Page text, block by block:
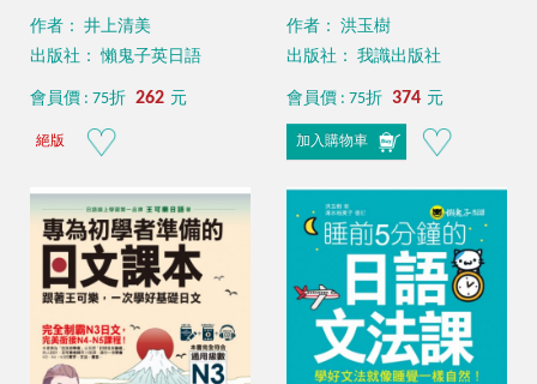
VRP虛擬點讀筆App）
作者： 井上清美
出版社： 懶鬼子英日語
會員價 : 75折 262 元
絕版
報酬，新日檢快速過關！
（附1CD＋VRP虛擬點讀筆
作者： 洪玉樹
出版社： 我識出版社
會員價 : 75折 374 元
加入購物車